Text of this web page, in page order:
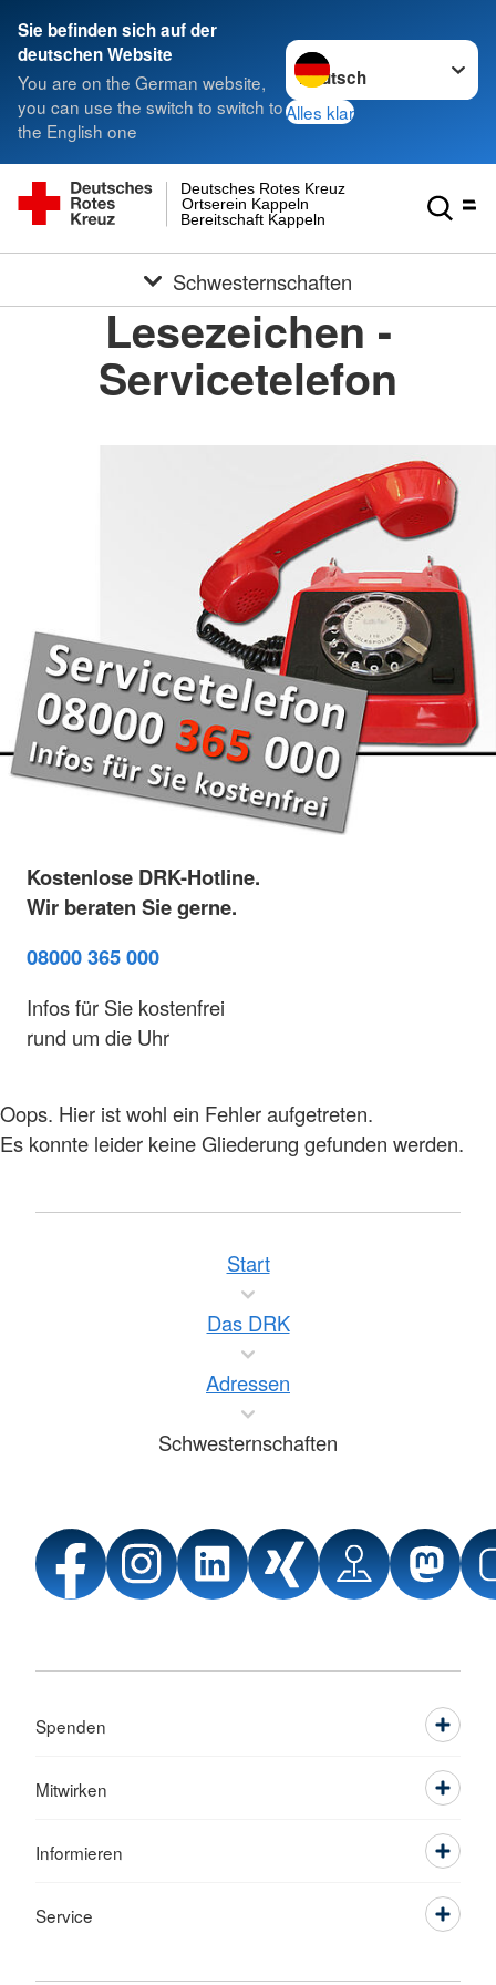
Sie befinden sich auf der
deutschen Website
You are on the German website,
you can use the switch to switch to
the English one
Sprache wechseln zu
Alles klar
Bereitschaft Kappeln
Ortserein Kappeln
Deutsches Rotes Kreuz
Schwesternschaften
Lesezeichen -
Servicetelefon
Kostenlose DRK-Hotline.
Wir beraten Sie gerne.
08000 365 000
Infos für Sie kostenfrei
rund um die Uhr
Oops. Hier ist wohl ein Fehler aufgetreten.
Es konnte leider keine Gliederung gefunden werden.
Start
Das DRK
Adressen
Schwesternschaften
Spenden
Mitwirken
Informieren
Service